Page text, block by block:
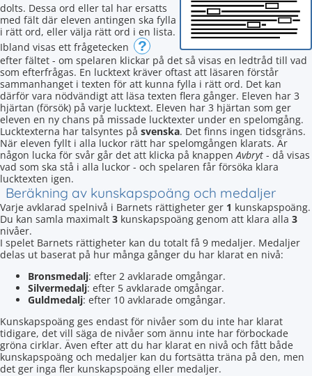
dolts. Dessa ord eller tal har ersatts
med fält där eleven antingen ska fylla
i rätt ord, eller välja rätt ord i en lista.
Ibland visas ett frågetecken
?
efter fältet - om spelaren klickar på det så visas en ledtråd till vad
som efterfrågas. En lucktext kräver oftast att läsaren förstår
sammanhanget i texten för att kunna fylla i rätt ord. Det kan
därför vara nödvändigt att läsa texten flera gånger. Eleven har 3
hjärtan (försök) på varje lucktext. Eleven har 3 hjärtan som ger
eleven en ny chans på missade lucktexter under en spelomgång.
Lucktexterna har talsyntes på svenska. Det finns ingen tidsgräns.
När eleven fyllt i alla luckor rätt har spelomgången klarats. Är
någon lucka för svår går det att klicka på knappenAvbryt - då visas
vad som ska stå i alla luckor - och spelaren får försöka klara
lucktexten igen.
Beräkning av kunskapspoäng och medaljer
Varje avklarad spelnivå i Barnets rättigheter ger 1 kunskapspoäng.
Du kan samla maximalt 3 kunskapspoäng genom att klara alla 3
nivåer.
I spelet Barnets rättigheter kan du totalt få 9 medaljer. Medaljer
delas ut baserat på hur många gånger du har klarat en nivå:
Bronsmedalj: efter 2 avklarade omgångar.
Silvermedalj: efter 5 avklarade omgångar.
Guldmedalj: efter 10 avklarade omgångar.
Kunskapspoäng ges endast för nivåer som du inte har klarat
tidigare, det vill säga de nivåer som ännu inte har förbockade
gröna cirklar. Även efter att du har klarat en nivå och fått både
kunskapspoäng och medaljer kan du fortsätta träna på den, men
det ger inga fler kunskapspoäng eller medaljer.